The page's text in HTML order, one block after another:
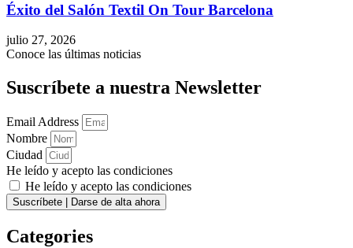
Éxito del Salón Textil On Tour Barcelona
julio 27, 2026
Conoce las últimas noticias
Suscríbete a nuestra Newsletter
Email Address
Nombre
Ciudad
He leído y acepto las condiciones
He leído y acepto las condiciones
Suscríbete | Darse de alta ahora
Categories